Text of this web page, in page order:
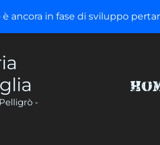
è ancora in fase di sviluppo
-